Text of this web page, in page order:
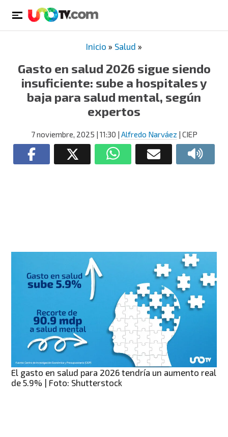
Inicio » Salud »
Gasto en salud 2026 sigue siendo
insuficiente: sube a hospitales y
baja para salud mental, según
expertos
7 noviembre, 2025 | 11:30 | Alfredo Narváez | CIEP
El gasto en salud para 2026 tendría un aumento real
de 5.9% | Foto: Shutterstock